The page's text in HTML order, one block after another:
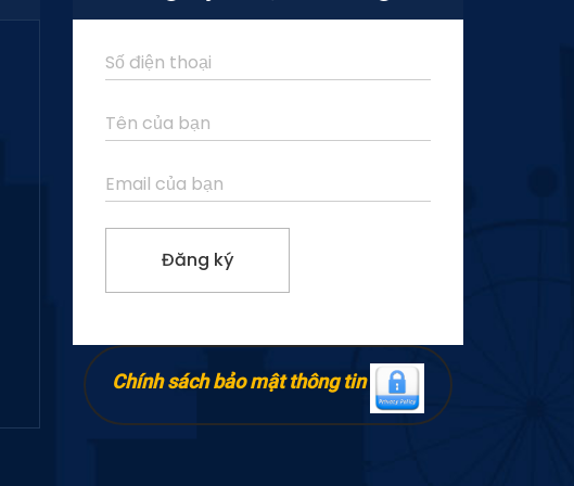
Chính sách bảo mật thông tin